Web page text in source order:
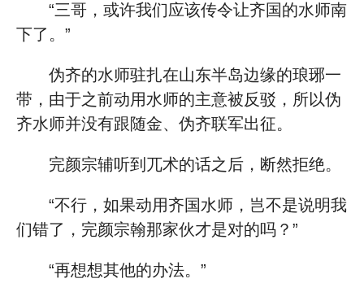
“三哥，或许我们应该传令让齐国的水师南
下了。”
伪齐的水师驻扎在山东半岛边缘的琅琊一
带，由于之前动用水师的主意被反驳，所以伪
齐水师并没有跟随金、伪齐联军出征。
完颜宗辅听到兀术的话之后，断然拒绝。
“不行，如果动用齐国水师，岂不是说明我
们错了，完颜宗翰那家伙才是对的吗？”
“再想想其他的办法。”